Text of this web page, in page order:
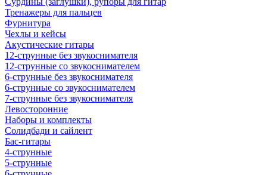
Тренажеры для пальцев
Фурнитура
Чехлы и кейсы
Акустические гитары
12-струнные без звукоснимателя
12-струнные со звукоснимателем
6-струнные без звукоснимателя
6-струнные со звукоснимателем
7-струнные без звукоснимателя
Левосторонние
Наборы и комплекты
Солидбади и сайлент
Бас-гитары
4-струнные
5-струнные